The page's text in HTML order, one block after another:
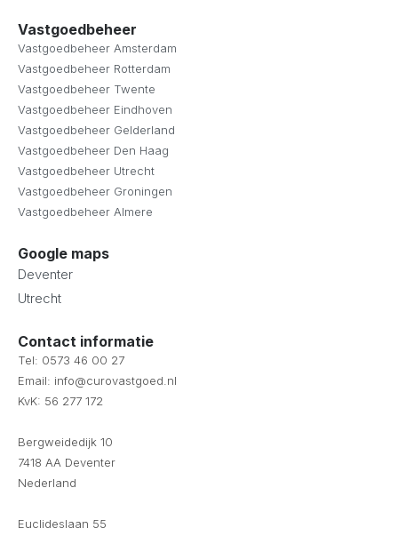
Vastgoedbeheer
Vastgoedbeheer Amsterdam
Vastgoedbeheer Rotterdam
Vastgoedbeheer Twente
Vastgoedbeheer Eindhoven
Vastgoedbeheer Gelderland
Vastgoedbeheer Den Haag
Vastgoedbeheer Utrecht
Vastgoedbeheer Groningen
Vastgoedbeheer Almere
Google maps
Deventer
Utrecht
Contact informatie
Tel: 0573 46 00 27
Email: info@curovastgoed.nl
KvK: 56 277 172
Bergweidedijk 10
7418 AA Deventer
Nederland
Euclideslaan 55